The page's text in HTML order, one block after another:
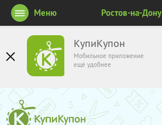
КупиКупон
Мобильное приложение
ещё удобнее
Меню Ростов-на-Дону